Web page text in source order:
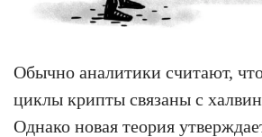
Обычно аналитики считают,
циклы крипты связаны с
Однако новая теория